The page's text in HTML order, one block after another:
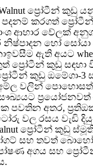
ප්‍රෝටීන් කුඩු යනු
පදනම් කරගත්
ආහාර වේලක්
හෝ සෝයා
ඇති අයට
ප්‍රෝටීන් කුඩු සඳහා
කුඩු ඔමේගා-3
අම්ල වලින්
පවතින අතර,
වල රසය වැඩි
ප්‍රෝටීන් කුඩු
සහ තවත් බොහෝ
අගය සහ